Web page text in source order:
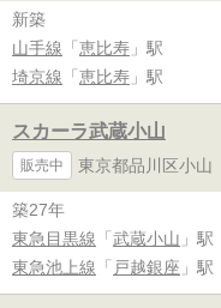
新築
山手線 「 恵比寿 」駅
埼京線 「 恵比寿 」駅
スカーラ武蔵小山
販売中 東京都品川区小山
築27年
東急目黒線 「 武蔵小山 」駅
東急池上線 「 戸越銀座 」駅